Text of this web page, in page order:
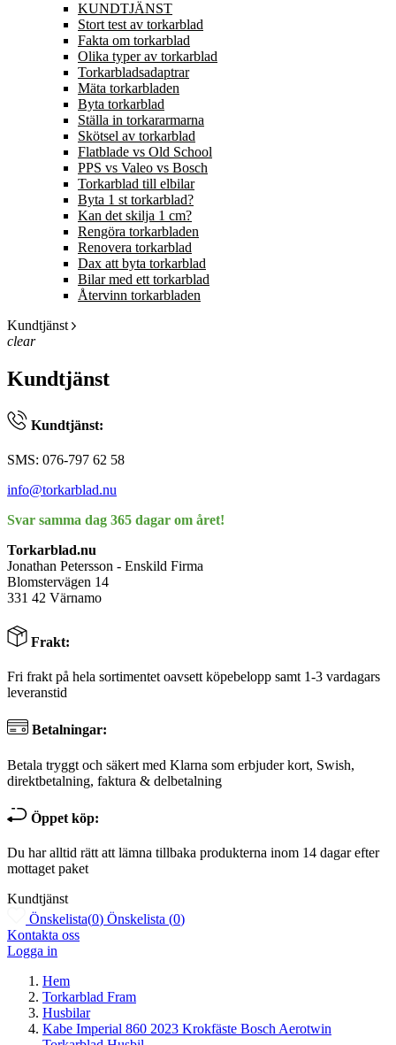
KUNDTJÄNST
Stort test av torkarblad
Fakta om torkarblad
Olika typer av torkarblad
Torkarbladsadaptrar
Mäta torkarbladen
Byta torkarblad
Ställa in torkararmarna
Skötsel av torkarblad
Flatblade vs Old School
PPS vs Valeo vs Bosch
Torkarblad till elbilar
Byta 1 st torkarblad?
Kan det skilja 1 cm?
Rengöra torkarbladen
Renovera torkarblad
Dax att byta torkarblad
Bilar med ett torkarblad
Återvinn torkarbladen
Kundtjänst
clear
Kundtjänst
Kundtjänst:
SMS: 076-797 62 58
info@torkarblad.nu
Svar samma dag 365 dagar om året!
Torkarblad.nu
Jonathan Petersson - Enskild Firma
Blomstervägen 14
331 42 Värnamo
Frakt:
Fri frakt på hela sortimentet oavsett köpebelopp samt 1-3 vardagars
leveranstid
Betalningar:
Betala tryggt och säkert med Klarna som erbjuder kort, Swish,
direktbetalning, faktura & delbetalning
Öppet köp:
Du har alltid rätt att lämna tillbaka produkterna inom 14 dagar efter
mottaget paket
Kundtjänst
Önskelista(0) Önskelista (0)
Kontakta oss
Logga in
Hem
Torkarblad Fram
Husbilar
Kabe Imperial 860 2023 Krokfäste Bosch Aerotwin